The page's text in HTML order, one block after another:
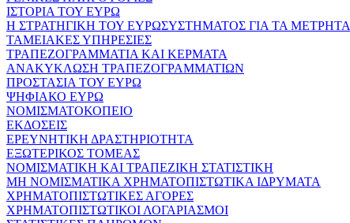
ΙΣΤΟΡΙΑ ΤΟΥ ΕΥΡΩ
Η ΣΤΡΑΤΗΓΙΚΗ ΤΟΥ ΕΥΡΩΣΥΣΤΗΜΑΤΟΣ ΓΙΑ ΤΑ ΜΕΤΡΗΤΑ
ΤΑΜΕΙΑΚΕΣ ΥΠΗΡΕΣΙΕΣ
ΤΡΑΠΕΖΟΓΡΑΜΜΑΤΙΑ ΚΑΙ ΚΕΡΜΑΤΑ
ΑΝΑΚΥΚΛΩΣΗ ΤΡΑΠΕΖΟΓΡΑΜΜΑΤΙΩΝ
ΠΡΟΣΤΑΣΙΑ ΤΟΥ ΕΥΡΩ
ΨΗΦΙΑΚΟ ΕΥΡΩ
ΝΟΜΙΣΜΑΤΟΚΟΠΕΙΟ
ΕΚΔΟΣΕΙΣ
ΕΡΕΥΝΗΤΙΚΗ ΔΡΑΣΤΗΡΙΟΤΗΤΑ
ΕΞΩΤΕΡΙΚΟΣ ΤΟΜΕΑΣ
ΝΟΜΙΣΜΑΤΙΚΗ ΚΑΙ ΤΡΑΠΕΖΙΚΗ ΣΤΑΤΙΣΤΙΚΗ
ΜΗ ΝΟΜΙΣΜΑΤΙΚΑ ΧΡΗΜΑΤΟΠΙΣΤΩΤΙΚΑ ΙΔΡΥΜΑΤΑ
ΧΡΗΜΑΤΟΠΙΣΤΩΤΙΚΕΣ ΑΓΟΡΕΣ
ΧΡΗΜΑΤΟΠΙΣΤΩΤΙΚΟΙ ΛΟΓΑΡΙΑΣΜΟΙ